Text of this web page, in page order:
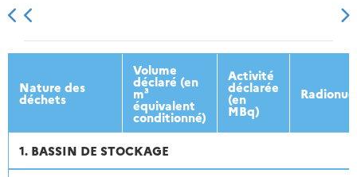
2013 2014 2015 2016
Nature des
déchets
Volume
déclaré (en
m³
équivalent
conditionné)
Activité
déclarée
(en
MBq)
1. BASSIN DE STOCKAGE